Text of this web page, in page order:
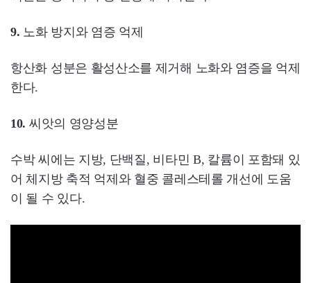
9. 노화 방지와 염증 억제
항산화 성분은 활성산소를 제거해 노화와 염증을 억제
한다.
10. 씨앗의 영양성분
수박 씨에는 지방, 단백질, 비타민 B, 칼륨이 포함돼 있
어 체지방 축적 억제와 혈중 콜레스테롤 개선에 도움
이 될 수 있다.